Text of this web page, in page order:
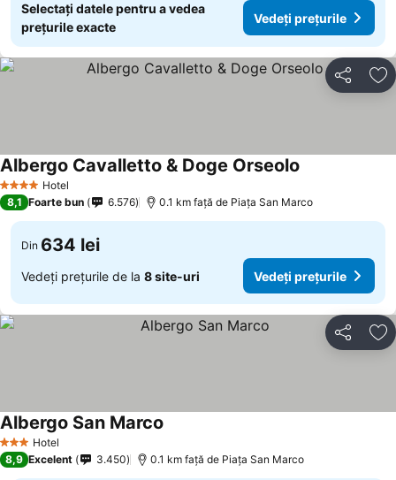
Selectați datele pentru a vedea
prețurile exacte
Vedeți prețurile
Distribuiți
4 Stele Hotel
Albergo Cavalletto & Doge Orseolo
8,1 Foarte bun 6.576 0.1 km faţă de Piaţa San Marco
Din 634 lei
Vedeți prețurile de la 8 site-uri Vedeți prețurile
Distribuiți
3 SteleHotel
Albergo San Marco
8,9 Excelent 3.450 0.1 km faţă de Piaţa San Marco